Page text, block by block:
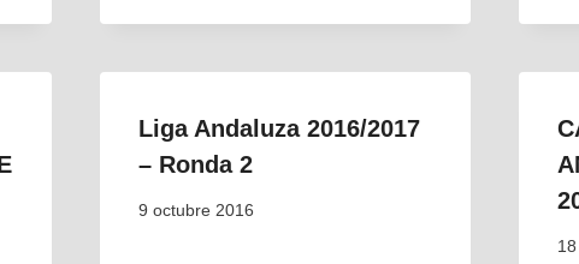
Liga Andaluza 2016/2017
– Ronda 2
9 octubre 2016